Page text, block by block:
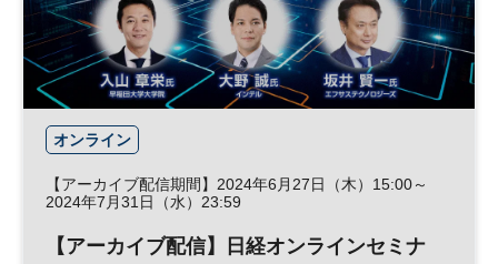
オンライン
【アーカイブ配信期間】2024年6月27日（木）15:00～
2024年7月31日（水）23:59
【アーカイブ配信】日経オンラインセミナ